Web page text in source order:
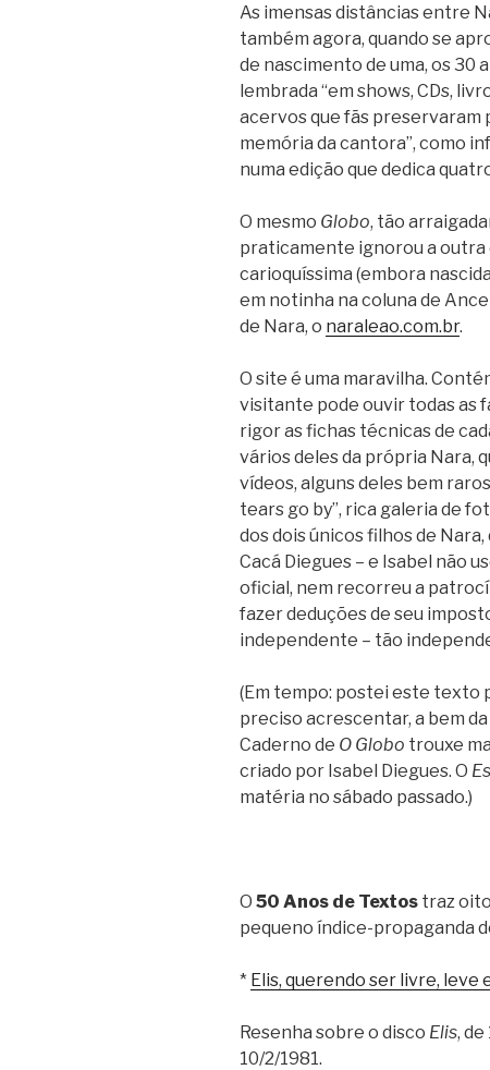
As imensas distâncias entre
também agora, quando se
de nascimento de uma, os 30
lembrada “em shows, CDs,
acervos que fãs
memória da cantora”, como
numa edição que dedica
O mesmo Globo, tão
praticamente ignorou a outra
carioquíssima (embora
em notinha na coluna de
de Nara, o naraleao.com.br.
O site é uma maravilha.
visitante pode ouvir todas as
rigor as fichas técnicas de
vários deles da própria Nara,
vídeos, alguns deles bem
tears go by”, rica galeria de
dos dois únicos filhos de
Cacá Diegues – e Isabel não
oficial, nem recorreu a
fazer deduções de seu
independente – tão
(Em tempo: postei este texto
preciso acrescentar, a bem
Caderno de O Globo trouxe
criado por Isabel Diegues. O
matéria no sábado passado.)
O 50 Anos de Textos traz
pequeno índice-propaganda
* Elis, querendo ser livre, leve
Resenha sobre o disco Elis,
10/2/1981.